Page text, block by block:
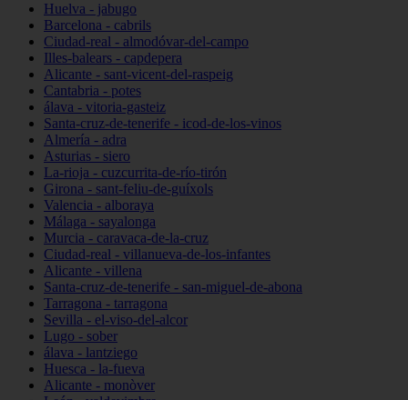
Huelva - jabugo
Barcelona - cabrils
Ciudad-real - almodóvar-del-campo
Illes-balears - capdepera
Alicante - sant-vicent-del-raspeig
Cantabria - potes
álava - vitoria-gasteiz
Santa-cruz-de-tenerife - icod-de-los-vinos
Almería - adra
Asturias - siero
La-rioja - cuzcurrita-de-río-tirón
Girona - sant-feliu-de-guíxols
Valencia - alboraya
Málaga - sayalonga
Murcia - caravaca-de-la-cruz
Ciudad-real - villanueva-de-los-infantes
Alicante - villena
Santa-cruz-de-tenerife - san-miguel-de-abona
Tarragona - tarragona
Sevilla - el-viso-del-alcor
Lugo - sober
álava - lantziego
Huesca - la-fueva
Alicante - monòver